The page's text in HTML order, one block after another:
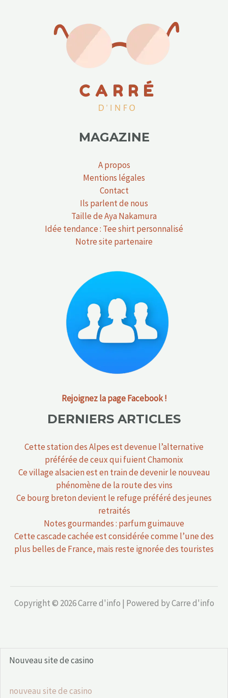
MAGAZINE
A propos
Mentions légales
Contact
Ils parlent de nous
Taille de Aya Nakamura
Idée tendance : Tee shirt personnalisé
Notre site partenaire
Rejoignez la page Facebook !
DERNIERS ARTICLES
Cette station des Alpes est devenue l’alternative
préférée de ceux qui fuient Chamonix
Ce village alsacien est en train de devenir le nouveau
phénomène de la route des vins
Ce bourg breton devient le refuge préféré des jeunes
retraités
Notes gourmandes : parfum guimauve
Cette cascade cachée est considérée comme l’une des
plus belles de France, mais reste ignorée des touristes
Copyright © 2026 Carre d'info | Powered by Carre d'info
Nouveau site de casino
nouveau site de casino